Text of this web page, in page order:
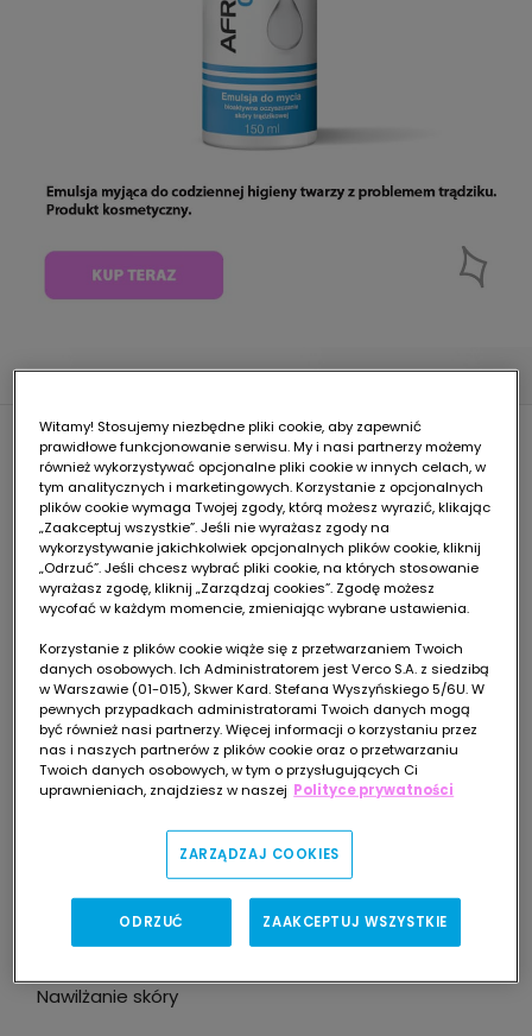
Według Konsensusu Polskiego
Towarzystwa
Dermatologicznego1
Pielęgnacja powinna
uwzględniać kierunki
postepowania:
Utrzymanie czystości skóry trądzikowej
Działanie przeciwzaskórnikowe i przeciwłojotkowe
Nawilżanie skóry
Witamy! Stosujemy niezbędne pliki cookie, aby zapewnić
prawidłowe funkcjonowanie serwisu. My i nasi partnerzy możemy
również wykorzystywać opcjonalne pliki cookie w innych celach, w
tym analitycznych i marketingowych. Korzystanie z opcjonalnych
plików cookie wymaga Twojej zgody, którą możesz wyrazić, klikając
„Zaakceptuj wszystkie”. Jeśli nie wyrażasz zgody na
wykorzystywanie jakichkolwiek opcjonalnych plików cookie, kliknij
„Odrzuć”. Jeśli chcesz wybrać pliki cookie, na których stosowanie
wyrażasz zgodę, kliknij „Zarządzaj cookies”. Zgodę możesz
wycofać w każdym momencie, zmieniając wybrane ustawienia.
Korzystanie z plików cookie wiąże się z przetwarzaniem Twoich
danych osobowych. Ich Administratorem jest Verco S.A. z siedzibą
w Warszawie (01-015), Skwer Kard. Stefana Wyszyńskiego 5/6U. W
pewnych przypadkach administratorami Twoich danych mogą
być również nasi partnerzy. Więcej informacji o korzystaniu przez
nas i naszych partnerów z plików cookie oraz o przetwarzaniu
Twoich danych osobowych, w tym o przysługujących Ci
uprawnieniach, znajdziesz w naszej Polityce prywatności
ZARZĄDZAJ COOKIES
ODRZUĆ ZAAKCEPTUJ WSZYSTKIE